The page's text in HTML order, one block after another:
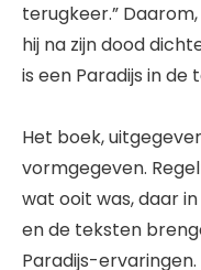
terugkeer.”
hij na zijn dood
is een Paradijs in de
Het boek,
vormgegeven.
wat ooit was, daar
en de teksten
Paradijs-